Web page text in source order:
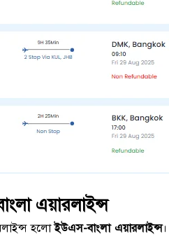
এয়ারলাইন্স
হলোইউএস-বাংলা এয়ারলাইন্স